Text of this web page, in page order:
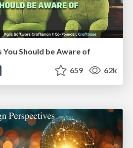
Should be Aware of
659 62k